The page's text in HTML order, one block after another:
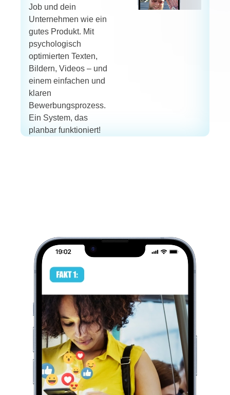
Job und dein
Unternehmen wie ein
gutes Produkt. Mit
psychologisch
optimierten Texten,
Bildern, Videos – und
einem einfachen und
klaren
Bewerbungsprozess.
Ein System, das
planbar funktioniert!